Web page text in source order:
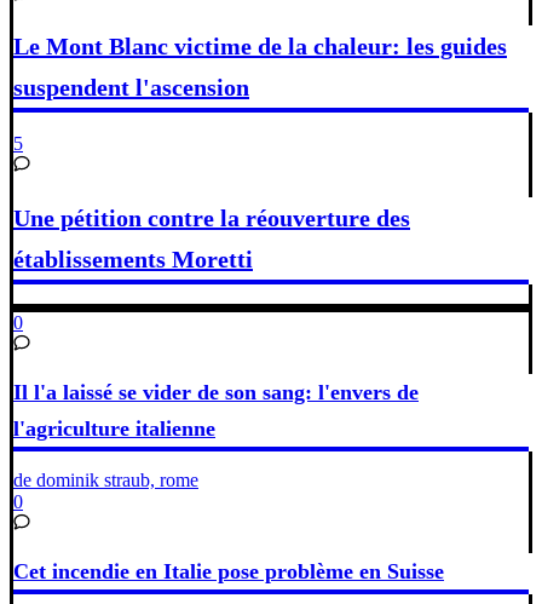
Le Mont Blanc victime de la chaleur: les guides
suspendent l'ascension
5
Une pétition contre la réouverture des
établissements Moretti
0
Il l'a laissé se vider de son sang: l'envers de
l'agriculture italienne
de dominik straub, rome
0
Cet incendie en Italie pose problème en Suisse